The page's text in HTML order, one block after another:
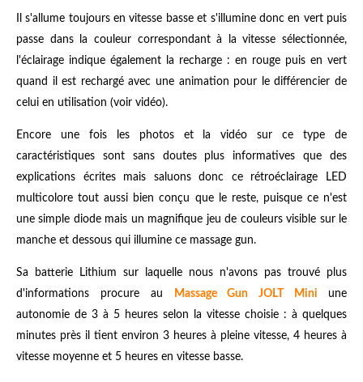
Il s'allume toujours en vitesse basse et s'illumine donc en vert puis
passe dans la couleur correspondant à la vitesse sélectionnée,
l'éclairage indique également la recharge : en rouge puis en vert
quand il est rechargé avec une animation pour le différencier de
celui en utilisation (voir vidéo).
Encore une fois les photos et la vidéo sur ce type de
caractéristiques sont sans doutes plus informatives que des
explications écrites mais saluons donc ce rétroéclairage LED
multicolore tout aussi bien conçu que le reste, puisque ce n'est
une simple diode mais un magnifique jeu de couleurs visible sur le
manche et dessous qui illumine ce massage gun.
Sa batterie Lithium sur laquelle nous n'avons pas trouvé plus
d'informations procure au
Massage Gun JOLT Mini
une
autonomie de 3 à 5 heures selon la vitesse choisie : à quelques
minutes près il tient environ 3 heures à pleine vitesse, 4 heures à
vitesse moyenne et 5 heures en vitesse basse.